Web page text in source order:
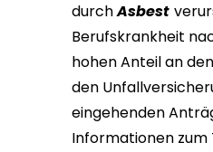
durchAsbest
Berufskrankheit
hohen Anteil an
den
eingehenden
Informationen zum